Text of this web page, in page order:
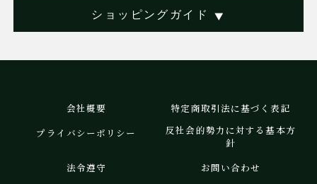
本大会を通じて、日本製全自動卓の高い精度と快適性を、より
多くの麻雀ファンの皆さまに体感していただけましたら幸いで
2024/09/30
販売開始！
ショッピングガイド ▼
会社概要
特定商取引法に基づく表記
プライバシーポリシー
反社会的勢力に対する基本方
針
法令遵守
お問い合わせ